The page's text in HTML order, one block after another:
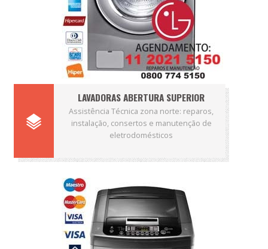
LAVADORAS ABERTURA SUPERIOR
Assistência Técnica zona norte: reparos,
instalação, consertos e manutenção de
eletrodomésticos